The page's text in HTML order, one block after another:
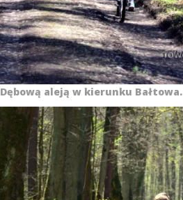
Dębową aleją w kierunku Bałtowa.